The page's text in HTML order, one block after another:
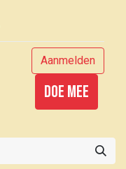
Aanmelden
Doe mee